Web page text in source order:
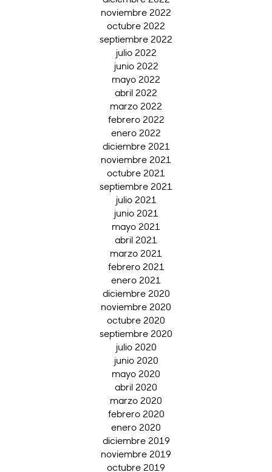
noviembre 2022
octubre 2022
septiembre 2022
julio 2022
junio 2022
mayo 2022
abril 2022
marzo 2022
febrero 2022
enero 2022
diciembre 2021
noviembre 2021
octubre 2021
septiembre 2021
julio 2021
junio 2021
mayo 2021
abril 2021
marzo 2021
febrero 2021
enero 2021
diciembre 2020
noviembre 2020
octubre 2020
septiembre 2020
julio 2020
junio 2020
mayo 2020
abril 2020
marzo 2020
febrero 2020
enero 2020
diciembre 2019
noviembre 2019
octubre 2019